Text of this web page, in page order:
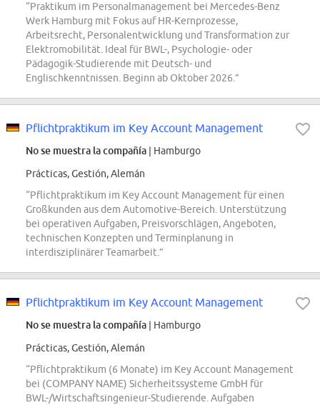
“Praktikum im Personalmanagement bei Mercedes-Benz
Werk Hamburg mit Fokus auf HR-Kernprozesse,
Arbeitsrecht, Personalentwicklung und Transformation zur
Elektromobilität. Ideal für BWL-, Psychologie- oder
Pädagogik-Studierende mit Deutsch- und
Englischkenntnissen. Beginn ab Oktober 2026.”
Pflichtpraktikum im Key Account Management
No se muestra la compañía | Hamburgo
Prácticas, Gestión, Alemán
“Pflichtpraktikum im Key Account Management für einen
Großkunden aus dem Automotive-Bereich. Unterstützung
bei operativen Aufgaben, Preisvorschlägen, Angeboten,
technischen Konzepten und Terminplanung in
interdisziplinärer Teamarbeit.”
Pflichtpraktikum im Key Account Management
No se muestra la compañía | Hamburgo
Prácticas, Gestión, Alemán
“Pflichtpraktikum (6 Monate) im Key Account Management
bei (COMPANY NAME) Sicherheitssysteme GmbH für
BWL-/Wirtschaftsingenieur-Studierende. Aufgaben